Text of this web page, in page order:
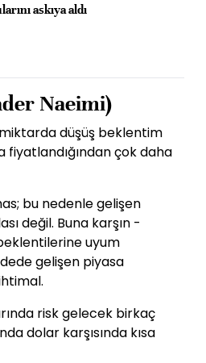
askıya aldı
Naeimi)
düşüş beklentim
fiyatlandığından çok daha
bu nedenle gelişen
değil. Buna karşın -
uyum
gelişen piyasa
risk gelecek birkaç
dolar karşısında kısa